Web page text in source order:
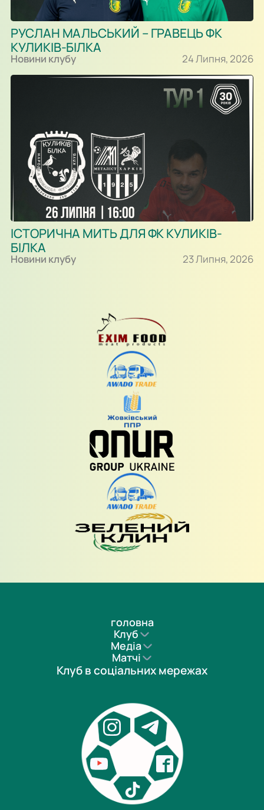
РУСЛАН МАЛЬСЬКИЙ – ГРАВЕЦЬ ФК
КУЛИКІВ-БІЛКА
Новини клубу 24 Липня, 2026
ІСТОРИЧНА МИТЬ ДЛЯ ФК КУЛИКІВ-
БІЛКА
Новини клубу 23 Липня, 2026
головна
Клуб
Медіа
Матчі
Клуб в соціальних мережах